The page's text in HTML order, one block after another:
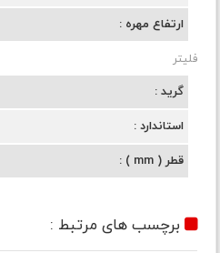
ارتفاع مهره
فلیتر
گرید
استاندارد
قطر ( mm )
برچسب های مرتبط :